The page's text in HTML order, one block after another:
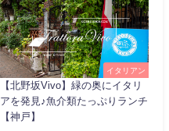
イタリアン
【北野坂Vivo】緑の奥にイタリ
アを発見♪魚介類たっぷりランチ
【神戸】